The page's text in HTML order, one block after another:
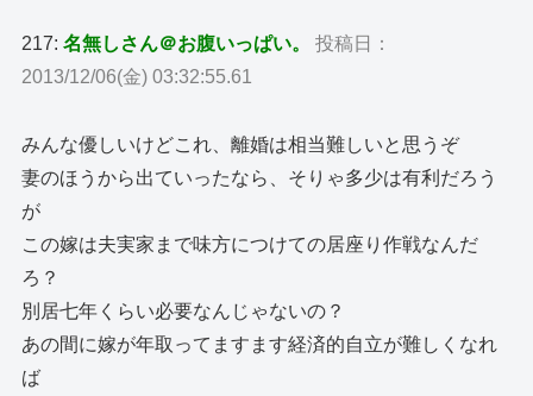
217:名無しさん＠お腹いっぱい。
投稿日：
2013/12/06(金) 03:32:55.61
みんな優しいけどこれ、離婚は相当難しいと思うぞ
妻のほうから出ていったなら、そりゃ多少は有利だろう
が
この嫁は夫実家まで味方につけての居座り作戦なんだ
ろ？
別居七年くらい必要なんじゃないの？
あの間に嫁が年取ってますます経済的自立が難しくなれ
ば